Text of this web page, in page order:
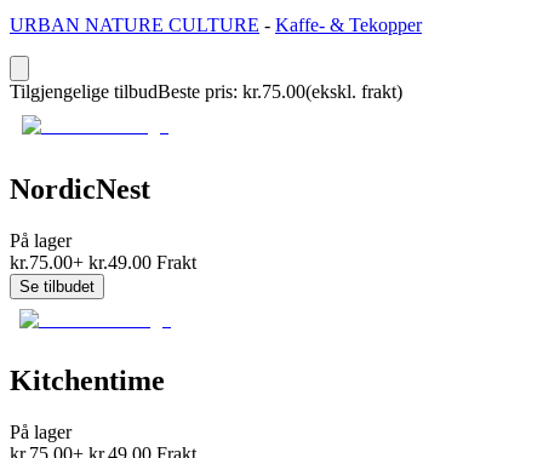
URBAN NATURE CULTURE - Kaffe- & Tekopper
Tilgjengelige tilbudBeste pris: kr.75.00(ekskl. frakt)
NordicNest
På lager
kr.75.00+ kr.49.00 Frakt
Se tilbudet
Kitchentime
På lager
kr.75.00+ kr.49.00 Frakt